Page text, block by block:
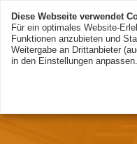
Diese Webseite verwendet
Für ein optimales Website-
Funktionen anzubieten und
Weitergabe an Drittanbieter
in den Einstellungen anpassen.